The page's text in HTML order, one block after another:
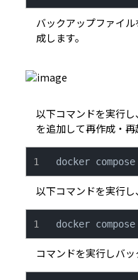
バックアップファイ
成します。
以下コマンドを実行
を追加して再作成・再
docker
以下コマンドを実行し
docker compose
コマンドを実行しバッ